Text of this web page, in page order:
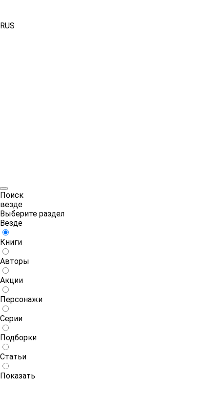
RUS
Поиск
везде
Выберите раздел
Везде
Книги
Авторы
Акции
Персонажи
Серии
Подборки
Статьи
Показать